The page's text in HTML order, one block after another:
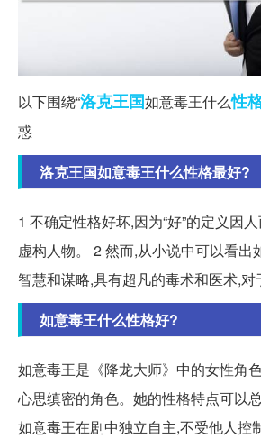
以下围绕“洛克王国如意毒王什么性
惑
洛克王国如意毒王什么性格最好?
1 不确定性格好坏,因为“好”的定义因
虚构人物。 2 然而,从小说中可以看出
智慧和谋略,具有超凡的毒术和医术,对
如意毒王什么性格好?
如意毒王是《降龙大师》中的女性角
心思缜密的角色。她的性格特点可以
如意毒王在剧中独立自主,不受他人控